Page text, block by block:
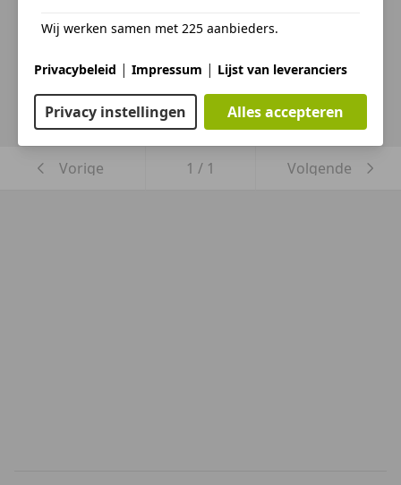
Vorige 1 / 1 Volgende
Wij werken samen met 225 aanbieders.
Privacybeleid | Impressum | Lijst van leveranciers
Privacy instellingen Alles accepteren